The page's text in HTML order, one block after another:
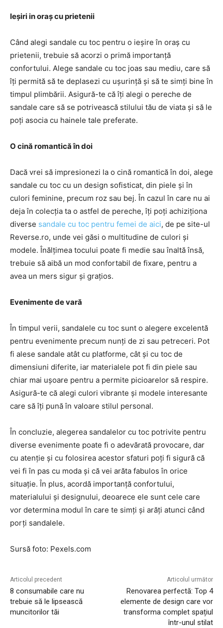
Ieșiri in oraș cu prietenii
Când alegi sandale cu toc pentru o ieșire în oraș cu
prietenii, trebuie să acorzi o primă importanță
confortului. Alege sandale cu toc joas sau mediu, care să
îți permită să te deplasezi cu ușurință și să te simți bine în
timpul plimbării. Asigură-te că îți alegi o pereche de
sandale care să se potrivească stilului tău de viata și să le
poți asocia cu hainele tale preferate.
O cină romantică în doi
Dacă vrei să impresionezi la o cină romantică în doi, alege
sandale cu toc cu un design sofisticat, din piele și în
culori feminine, precum roz sau bej. În cazul în care nu ai
deja în colecția ta o astfel de pereche, îți poți achiziționa
diverse sandale cu toc pentru femei de aici, de pe site-ul
Reverse.ro, unde vei găsi o multitudine de culori și
modele. Înălțimea tocului poate fi medie sau înaltă însă,
trebuie să aibă un mod confortabil de fixare, pentru a
avea un mers sigur și grațios.
Evenimente de vară
În timpul verii, sandalele cu toc sunt o alegere excelentă
pentru evenimente precum nunți de zi sau petreceri. Pot
fi alese sandale atât cu platforme, cât și cu toc de
dimensiuni diferite, iar materialele pot fi din piele sau
chiar mai ușoare pentru a permite picioarelor să respire.
Asigură-te că alegi culori vibrante și modele interesante
care să îți pună în valoare stilul personal.
În concluzie, alegerea sandalelor cu toc potrivite pentru
diverse evenimente poate fi o adevărată provocare, dar
cu atenție și cu folosirea acestor sfaturi poți fi sigură că
vei fi în pas cu moda și că vei arăta fabulos în orice
situație. În plus, acordă importanță confortului,
materialului și designului, deoarece ele sunt cele care
vor determina modul în care te simți și arăți atunci când
porți sandalele.
Sursă foto: Pexels.com
Articolul precedent
8 consumabile care nu
trebuie să le lipsească
muncitorilor tăi
Articolul următor
Renovarea perfectă: Top 4
elemente de design care vor
transforma complet spațiul
într-unul stilat